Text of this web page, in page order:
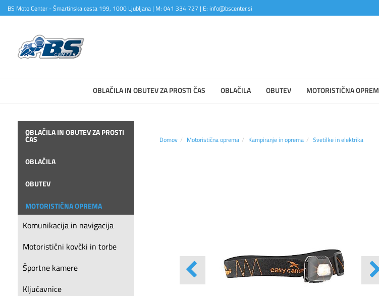
BS Moto Center - Šmartinska cesta 199, 1000 Ljubljana | M: 041 334 727 | E: info@bscenter.si
OBLAČILA IN OBUTEV ZA PROSTI ČAS OBLAČILA OBUTEV MOTORISTIČNA
OBLAČILA IN OBUTEV ZA PROSTI
ČAS
OBLAČILA
OBUTEV
MOTORISTIČNA OPREMA
Komunikacija in navigacija
Motoristični kovčki in torbe
Športne kamere
Ključavnice
Domov Motoristična oprema Kampiranje in oprema Svetilke in elektrika